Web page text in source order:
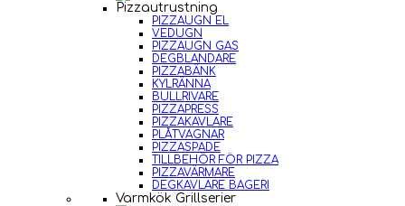
Pizzautrustning
PIZZAUGN EL
VEDUGN
PIZZAUGN GAS
DEGBLANDARE
PIZZABÄNK
KYLRÄNNA
BULLRIVARE
PIZZAPRESS
PIZZAKAVLARE
PLÅTVAGNAR
PIZZASPADE
TILLBEHÖR FÖR PIZZA
PIZZAVÄRMARE
DEGKAVLARE BAGERI
Varmkök Grillserier